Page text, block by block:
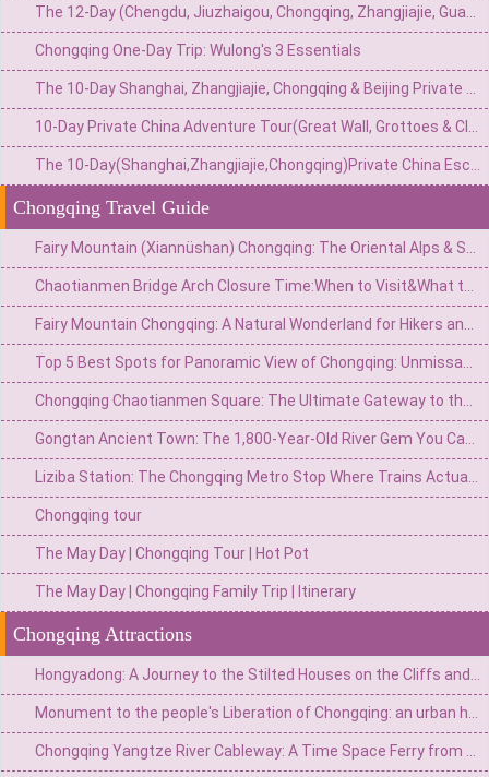
Chongqing One-Day Trip: Wulong's 3 Essentials
Chongqing Travel Guide
Chongqing tour
The May Day | Chongqing Tour | Hot Pot
The May Day | Chongqing Family Trip | Itinerary
Chongqing Attractions